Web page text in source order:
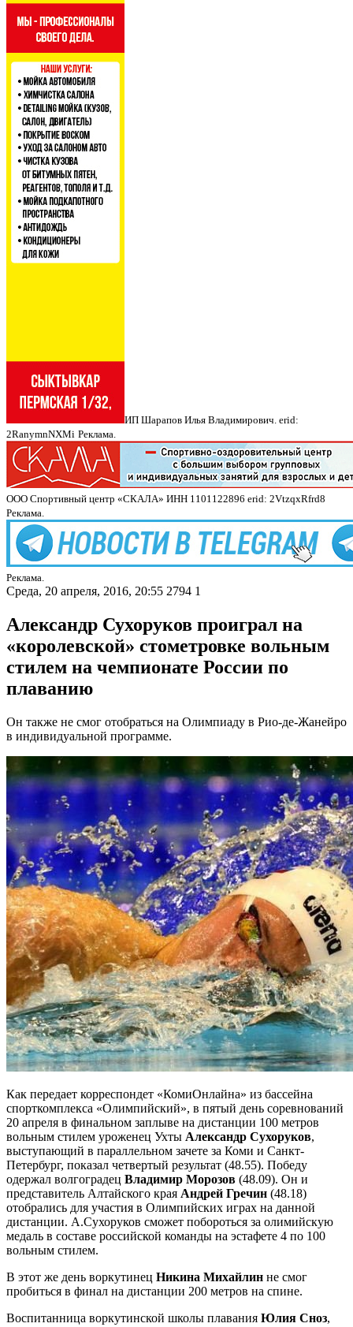
ИП Шарапов Илья Владимирович. erid:
2RanymnNXMi Реклама.
ООО Спортивный центр «СКАЛА» ИНН 1101122896 erid: 2VtzqxRfrd8
Реклама.
Реклама.
Среда, 20 апреля, 2016, 20:55 2794 1
Александр Сухоруков проиграл на
«королевской» стометровке вольным
стилем на чемпионате России по
плаванию
Он также не смог отобраться на Олимпиаду в Рио-де-Жанейро
в индивидуальной программе.
Как передает корреспондет «КомиОнлайна» из бассейна
спорткомплекса «Олимпийский», в пятый день соревнований
20 апреля в финальном заплыве на дистанции 100 метров
вольным стилем уроженец Ухты Александр Сухоруков,
выступающий в параллельном зачете за Коми и Санкт-
Петербург, показал четвертый результат (48.55). Победу
одержал волгоградец Владимир Морозов (48.09). Он и
представитель Алтайского края Андрей Гречин (48.18)
отобрались для участия в Олимпийских играх на данной
дистанции. А.Сухоруков сможет побороться за олимийскую
медаль в составе российской команды на эстафете 4 по 100
вольным стилем.
В этот же день воркутинец Никина Михайлин не смог
пробиться в финал на дистанции 200 метров на спине.
Воспитанница воркутинской школы плавания Юлия Сноз,